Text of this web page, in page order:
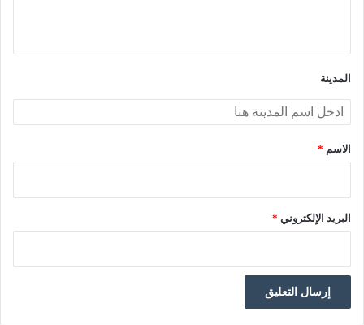
المدينة
الاسم *
البريد الإلكتروني *